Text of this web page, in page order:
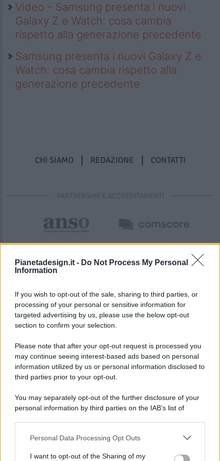
Pianetadesign.it - Do Not Process My Personal
Information
If you wish to opt-out of the sale, sharing to third parties, or
processing of your personal or sensitive information for
targeted advertising by us, please use the below opt-out
section to confirm your selection.
Please note that after your opt-out request is processed you
may continue seeing interest-based ads based on personal
information utilized by us or personal information disclosed to
third parties prior to your opt-out.
You may separately opt-out of the further disclosure of your
personal information by third parties on the IAB’s list of
This information may also be disclosed by us to third parties
Personal Data Processing Opt Outs
I want to opt-out of the Sharing of my
Video – Samsung presenta i nuovi
Galaxy Z e Watch: cosa cambia
rispetto alla generazione precedente
Samsung presenta i nuovi Galaxy Z e
Watch: cosa cambia rispetto alla
generazione precedente
CHI SIAMO REDAZIONE CONTATTI
PARTNERSHIP E ACCREDITAMENTI
© 2026 - Pianeta Design - P.IVA 04827280654 - Testata
Registrata Al Tribunale Di Nocera Inferiore N. 8/2020 - RG N.
ISCRIZIONE AL ROC N. 35792 – ISCRITTA ALL’ANSO
(ASSOCIAZIONE NAZIONALE STAMPA ONLINE)
PREFERENZE PRIVACY